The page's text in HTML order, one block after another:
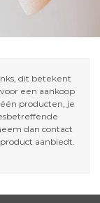
dit betekent
een aankoop
producten, je
dan contact
aanbiedt.